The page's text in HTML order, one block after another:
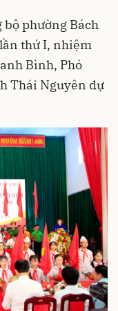
phường Bách
thứ I, nhiệm
Bình, Phó
Thái Nguyên dự